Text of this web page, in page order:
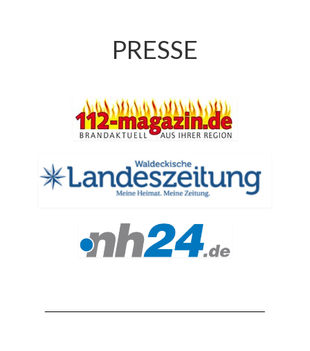
Jahresrückblick 2019
Jahresrückblick 2021
Jahresrückblick 2022
Jahresrückblick 2023
Jahresrückblick 2024
Tag der offenen Tür 2018
PRESSE